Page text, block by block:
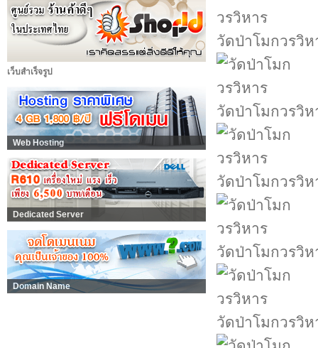
เว็บสำเร็จรูป
Web Hosting
Dedicated Server
Domain Name
วัดป่าโมกวรวิห
วัดป่าโมกวรวิห
วัดป่าโมกวรวิห
วัดป่าโมกวรวิห
วัดป่าโมกวรวิห